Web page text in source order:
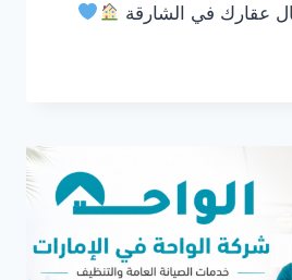
عقارك في الشارقة